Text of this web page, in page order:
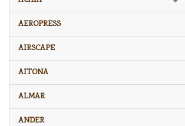
AEROPRESS
AIRSCAPE
AITONA
ALMAR
ANDER